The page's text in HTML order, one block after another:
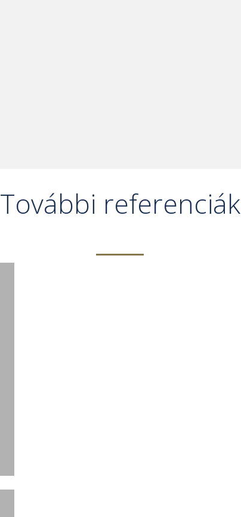
További referenciák